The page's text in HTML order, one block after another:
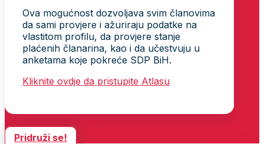
Ova mogućnost dozvoljava svim članovima
da sami provjere i ažuriraju podatke na
vlastitom profilu, da provjere stanje
plaćenih članarina, kao i da učestvuju u
anketama koje pokreće SDP BiH.
Kliknite ovdje da pristupite Atlasu
Pridruži se!